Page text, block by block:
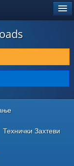
Технички Захтеви